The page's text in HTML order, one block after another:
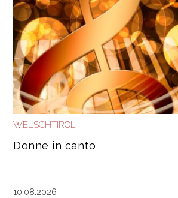
WELSCHTIROL
Donne in canto
10.08.2026